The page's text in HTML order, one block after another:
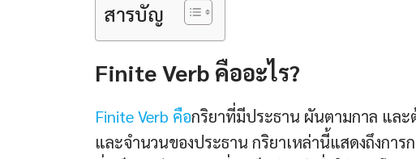
สารบัญ
Finite Verb คืออะไร?
Finite Verb คือกริยาที่มีประธาน ผันตามกาล แล
และจำนวนของประธาน กริยาเหล่านี้แสดงถึงการ